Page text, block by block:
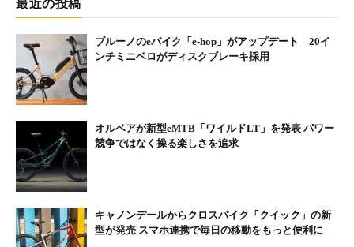
最近の投稿
ブルーノのeバイク「e-hop」がアップデート 20イ
ンチミニベロがディスクブレーキ採用
オルベアが新型eMTB「ワイルドLT」を発表 パワー
競争ではなく操る楽しさを追求
キャノンデールからクロスバイク「クイック」の新
型が発売 スマホ連携で毎日の移動をもっと便利に